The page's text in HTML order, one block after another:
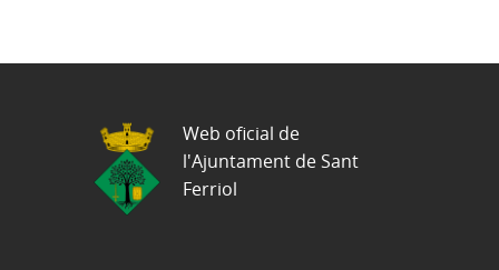
Web oficial de
l'Ajuntament de Sant
Ferriol